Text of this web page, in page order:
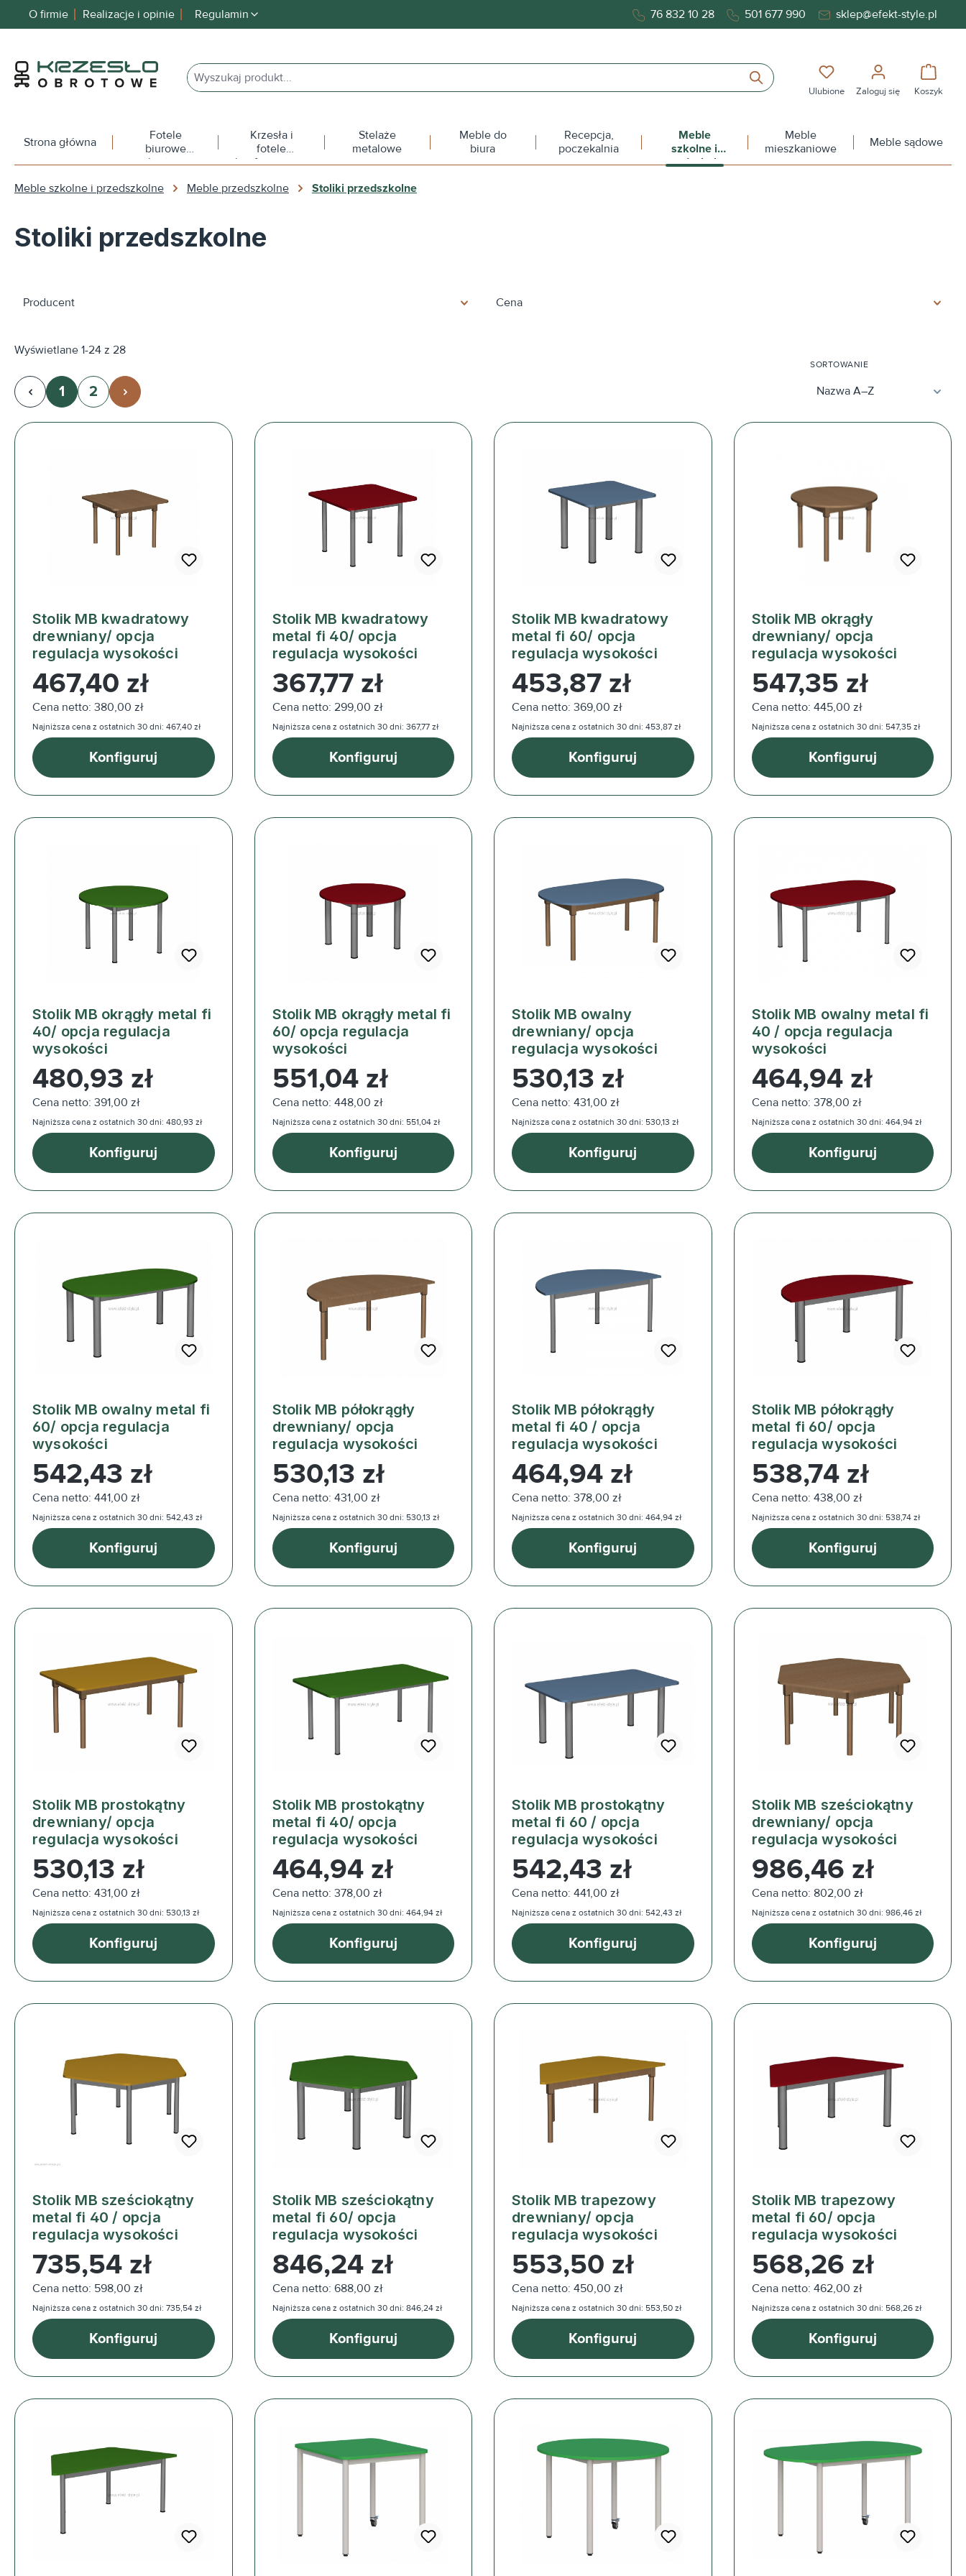
Przejdź do głównej nawigacji
O firmie Realizacje i opinie Regulamin 76 832 10 28 501 677 990 sklep@efekt-style.pl
Masz 0 przedmioty na
Ulubione Zaloguj się Koszyk
Strona główna
Fotele
biurowe
obrotowe
Krzesła i
fotele
konferencyjne
Stelaże
metalowe
Meble do
biura
Recepcja,
poczekalnia
Meble
szkolne i
przedszkolne
Meble
mieszkaniowe
Meble sądowe
Meble szkolne i przedszkolne Meble przedszkolne Stoliki przedszkolne
Stoliki przedszkolne
Producent Cena
Wyświetlane 1-24 z 28
Strona
1 Strona
2
SORTOWANIE
Stolik MB kwadratowy
drewniany/ opcja
regulacja wysokości
Cena regularna:
467,40 zł
Cena netto: 380,00 zł
Najniższa cena z ostatnich 30 dni: 467,40 zł
Konfiguruj
Stolik MB kwadratowy
metal fi 40/ opcja
regulacja wysokości
Cena regularna:
367,77 zł
Cena netto: 299,00 zł
Najniższa cena z ostatnich 30 dni: 367,77 zł
Konfiguruj
Stolik MB kwadratowy
metal fi 60/ opcja
regulacja wysokości
Cena regularna:
453,87 zł
Cena netto: 369,00 zł
Najniższa cena z ostatnich 30 dni: 453,87 zł
Konfiguruj
Stolik MB okrągły
drewniany/ opcja
regulacja wysokości
Cena regularna:
547,35 zł
Cena netto: 445,00 zł
Najniższa cena z ostatnich 30 dni: 547,35 zł
Konfiguruj
Stolik MB okrągły metal fi
40/ opcja regulacja
wysokości
Cena regularna:
480,93 zł
Cena netto: 391,00 zł
Najniższa cena z ostatnich 30 dni: 480,93 zł
Konfiguruj
Stolik MB okrągły metal fi
60/ opcja regulacja
wysokości
Cena regularna:
551,04 zł
Cena netto: 448,00 zł
Najniższa cena z ostatnich 30 dni: 551,04 zł
Konfiguruj
Stolik MB owalny
drewniany/ opcja
regulacja wysokości
Cena regularna:
530,13 zł
Cena netto: 431,00 zł
Najniższa cena z ostatnich 30 dni: 530,13 zł
Konfiguruj
Stolik MB owalny metal fi
40 / opcja regulacja
wysokości
Cena regularna:
464,94 zł
Cena netto: 378,00 zł
Najniższa cena z ostatnich 30 dni: 464,94 zł
Konfiguruj
Stolik MB owalny metal fi
60/ opcja regulacja
wysokości
Cena regularna:
542,43 zł
Cena netto: 441,00 zł
Najniższa cena z ostatnich 30 dni: 542,43 zł
Konfiguruj
Stolik MB półokrągły
drewniany/ opcja
regulacja wysokości
Cena regularna:
530,13 zł
Cena netto: 431,00 zł
Najniższa cena z ostatnich 30 dni: 530,13 zł
Konfiguruj
Stolik MB półokrągły
metal fi 40 / opcja
regulacja wysokości
Cena regularna:
464,94 zł
Cena netto: 378,00 zł
Najniższa cena z ostatnich 30 dni: 464,94 zł
Konfiguruj
Stolik MB półokrągły
metal fi 60/ opcja
regulacja wysokości
Cena regularna:
538,74 zł
Cena netto: 438,00 zł
Najniższa cena z ostatnich 30 dni: 538,74 zł
Konfiguruj
Stolik MB prostokątny
drewniany/ opcja
regulacja wysokości
Cena regularna:
530,13 zł
Cena netto: 431,00 zł
Najniższa cena z ostatnich 30 dni: 530,13 zł
Konfiguruj
Stolik MB prostokątny
metal fi 40/ opcja
regulacja wysokości
Cena regularna:
464,94 zł
Cena netto: 378,00 zł
Najniższa cena z ostatnich 30 dni: 464,94 zł
Konfiguruj
Stolik MB prostokątny
metal fi 60 / opcja
regulacja wysokości
Cena regularna:
542,43 zł
Cena netto: 441,00 zł
Najniższa cena z ostatnich 30 dni: 542,43 zł
Konfiguruj
Stolik MB sześciokątny
drewniany/ opcja
regulacja wysokości
Cena regularna:
986,46 zł
Cena netto: 802,00 zł
Najniższa cena z ostatnich 30 dni: 986,46 zł
Konfiguruj
Stolik MB sześciokątny
metal fi 40 / opcja
regulacja wysokości
Cena regularna:
735,54 zł
Cena netto: 598,00 zł
Najniższa cena z ostatnich 30 dni: 735,54 zł
Konfiguruj
Stolik MB sześciokątny
metal fi 60/ opcja
regulacja wysokości
Cena regularna:
846,24 zł
Cena netto: 688,00 zł
Najniższa cena z ostatnich 30 dni: 846,24 zł
Konfiguruj
Stolik MB trapezowy
drewniany/ opcja
regulacja wysokości
Cena regularna:
553,50 zł
Cena netto: 450,00 zł
Najniższa cena z ostatnich 30 dni: 553,50 zł
Konfiguruj
Stolik MB trapezowy
metal fi 60/ opcja
regulacja wysokości
Cena regularna:
568,26 zł
Cena netto: 462,00 zł
Najniższa cena z ostatnich 30 dni: 568,26 zł
Konfiguruj